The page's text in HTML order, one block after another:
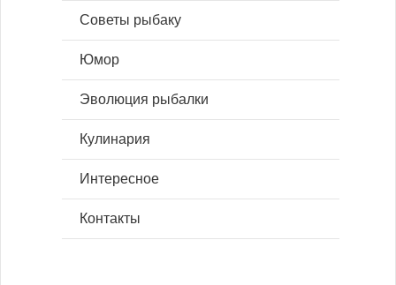
Советы рыбаку
Юмор
Эволюция рыбалки
Кулинария
Интересное
Контакты